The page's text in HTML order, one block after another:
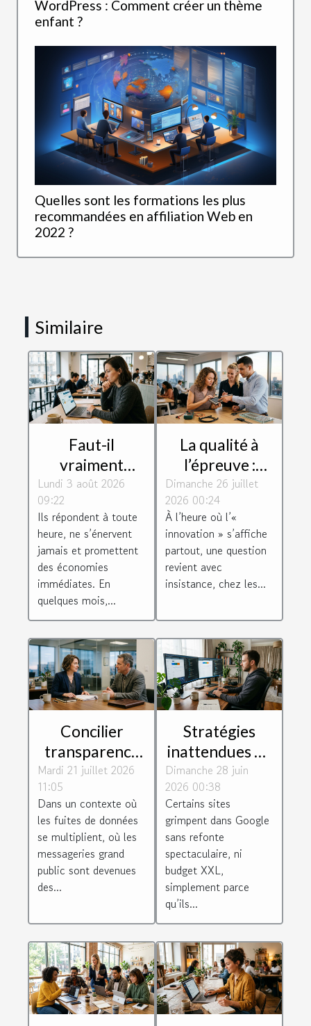
WordPress : Comment créer un thème
enfant ?
Quelles sont les formations les plus
recommandées en affiliation Web en
2022 ?
Similaire
Faut-il
vraiment
confier sa
relation client à
un chatbot ?
Lundi 3 août 2026
09:22
Ils répondent à toute
heure, ne s’énervent
jamais et promettent
des économies
immédiates. En
quelques mois,...
La qualité à
l’épreuve :
comment
l’innovation
redéfinit-elle
nos exigences ?
Dimanche 26 juillet
2026 00:24
À l’heure où l’«
innovation » s’affiche
partout, une question
revient avec
insistance, chez les...
Concilier
transparence
et
confidentialité
dans la relation
avocat-client
Mardi 21 juillet 2026
11:05
Dans un contexte où
les fuites de données
se multiplient, où les
messageries grand
public sont devenues
des...
Stratégies
inattendues de
création web
qui boostent
votre
référencement
sans effort
Dimanche 28 juin
2026 00:38
Certains sites
grimpent dans Google
sans refonte
spectaculaire, ni
budget XXL,
simplement parce
qu’ils...